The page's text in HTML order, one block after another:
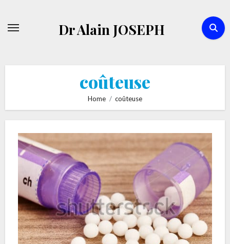
Dr Alain JOSEPH
coûteuse
Home coûteuse